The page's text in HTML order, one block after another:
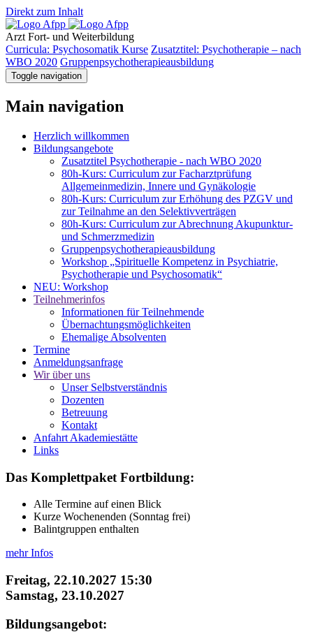
Direkt zum Inhalt
Arzt Fort- und Weiterbildung
Curricula: Psychosomatik Kurse Zusatztitel: Psychotherapie – nach
WBO 2020 Gruppenpsychotherapieausbildung
Toggle navigation
Main navigation
Herzlich willkommen
Bildungsangebote
Zusatztitel Psychotherapie - nach WBO 2020
80h-Kurs: Curriculum zur Facharztprüfung
Allgemeinmedizin, Innere und Gynäkologie
80h-Kurs: Curriculum zur Erhöhung des PZGV und
zur Teilnahme an den Selektivverträgen
80h-Kurs: Curriculum zur Abrechnung Akupunktur-
und Schmerzmedizin
Gruppenpsychotherapieausbildung
Workshop „Spirituelle Kompetenz in Psychiatrie,
Psychotherapie und Psychosomatik“
NEU: Workshop
Teilnehmerinfos
Informationen für Teilnehmende
Übernachtungsmöglichkeiten
Ehemalige Absolventen
Termine
Anmeldungsanfrage
Wir über uns
Unser Selbstverständnis
Dozenten
Betreuung
Kontakt
Anfahrt Akademiestätte
Links
Das Komplettpaket Fortbildung:
Alle Termine auf einen Blick
Kurze Wochenenden (Sonntag frei)
Balintgruppen enthalten
mehr Infos
Freitag, 22.10.2027 15:30
Samstag, 23.10.2027
Bildungsangebot: